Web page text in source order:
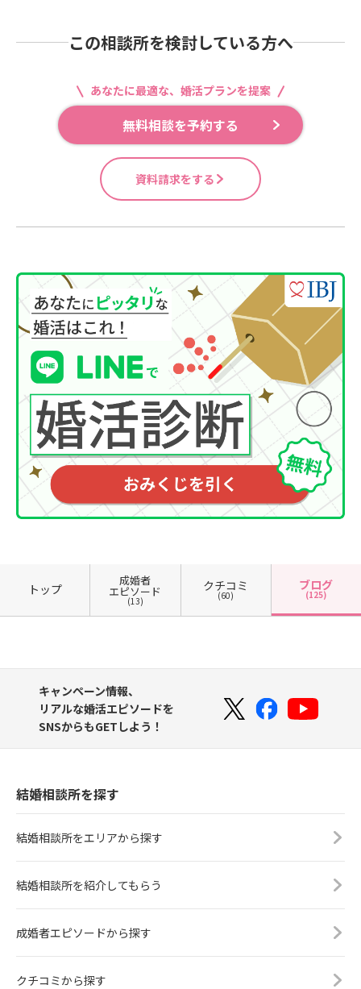
この相談所を検討している方へ
あなたに最適な、婚活プランを提案
無料相談を予約する
資料請求をする
トップ
成婚者
エピソード
(13)
クチコミ
(60)
ブログ
(125)
キャンペーン情報、
リアルな婚活エピソードを
SNSからもGETしよう！
結婚相談所を探す
結婚相談所をエリアから探す
結婚相談所を紹介してもらう
成婚者エピソードから探す
クチコミから探す